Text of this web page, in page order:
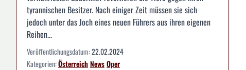
tyrannischen Besitzer. Nach einiger Zeit müssen sie sich
jedoch unter das Joch eines neuen Führers aus ihren eigenen
Reihen...
Veröffentlichungsdatum:22.02.2024
Kategorien:ÖsterreichNewsOper